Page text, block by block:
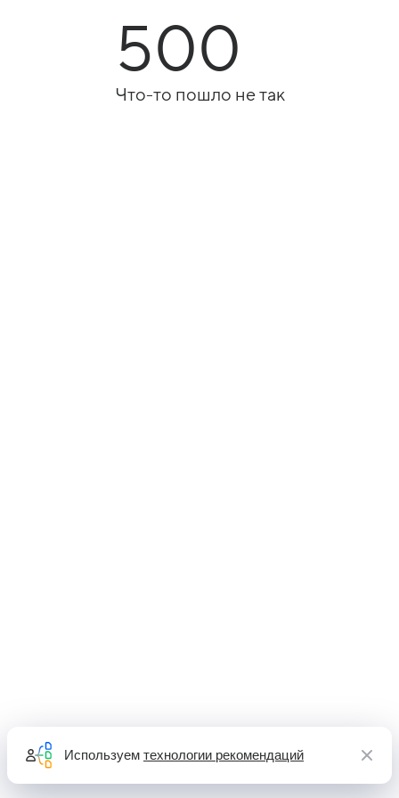
500
Что-то пошло не так
Используем технологии рекомендаций